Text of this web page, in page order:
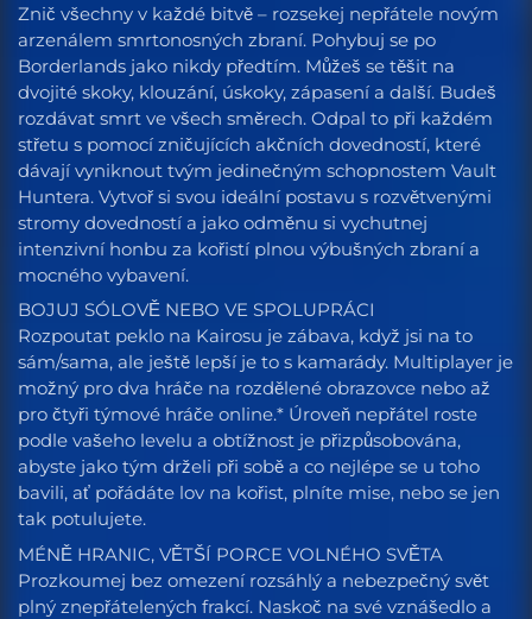
Znič všechny v každé bitvě – rozsekej nepřátele novým
arzenálem smrtonosných zbraní. Pohybuj se po
Borderlands jako nikdy předtím. Můžeš se těšit na
dvojité skoky, klouzání, úskoky, zápasení a další. Budeš
rozdávat smrt ve všech směrech. Odpal to při každém
střetu s pomocí zničujících akčních dovedností, které
dávají vyniknout tvým jedinečným schopnostem Vault
Huntera. Vytvoř si svou ideální postavu s rozvětvenými
stromy dovedností a jako odměnu si vychutnej
intenzivní honbu za kořistí plnou výbušných zbraní a
mocného vybavení.
BOJUJ SÓLOVĚ NEBO VE SPOLUPRÁCI
Rozpoutat peklo na Kairosu je zábava, když jsi na to
sám/sama, ale ještě lepší je to s kamarády. Multiplayer je
možný pro dva hráče na rozdělené obrazovce nebo až
pro čtyři týmové hráče online.* Úroveň nepřátel roste
podle vašeho levelu a obtížnost je přizpůsobována,
abyste jako tým drželi při sobě a co nejlépe se u toho
bavili, ať pořádáte lov na kořist, plníte mise, nebo se jen
tak potulujete.
MÉNĚ HRANIC, VĚTŠÍ PORCE VOLNÉHO SVĚTA
Prozkoumej bez omezení rozsáhlý a nebezpečný svět
plný znepřátelených frakcí. Naskoč na své vznášedlo a